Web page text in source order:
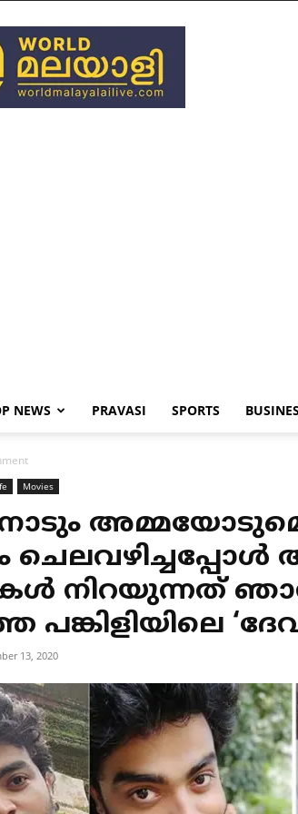
World
Malayali
Live
NEWS PRAVASI SPORTS
Movies
നിറയുന്നത്
പങ്കിളിയിലെ
13, 2020